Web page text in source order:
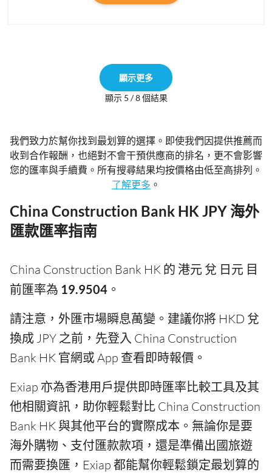
顯示更多
顯示 5 / 8 個結果
我們致力於幫你找到最划算的選擇。即使我們因提供推薦而
收到合作報酬，也絕對不會干預供應商的排名，更不會影響
您的匯率與手續費。所有搜尋結果均按價格由低至高排列。
了解更多 。
China Construction Bank HK JPY 海外
匯款匯率指南
China Construction Bank HK 的 港元 兌 日元 目
前匯率為 19.9504 。
請注意，外匯市場瞬息萬變。建議你將 HKD 兌
換成 JPY 之前，先登入 China Construction
Bank HK 官網或 App 查看即時報價。
Exiap 亦為香港用戶提供即時匯率比較工具及其
他相關資訊，助你輕鬆對比 China Construction
Bank HK 與其他平台的實際成本。無論你是要
海外購物、支付匯款款項，還是準備出國旅遊
而需要換匯，Exiap 都能幫你輕鬆鎖定最划算的